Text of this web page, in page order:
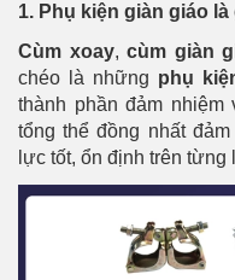
1. Phụ kiện giàn giáo là
Cùm xoay,cùm giàn
chéo là những phụ
thành phần đảm nhiệm
tổng thể đồng nhất
lực tốt, ổn định trên